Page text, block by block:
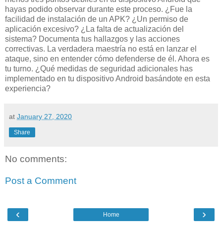
hayas podido observar durante este proceso. ¿Fue la
facilidad de instalación de un APK? ¿Un permiso de
aplicación excesivo? ¿La falta de actualización del
sistema? Documenta tus hallazgos y las acciones
correctivas. La verdadera maestría no está en lanzar el
ataque, sino en entender cómo defenderse de él. Ahora es
tu turno. ¿Qué medidas de seguridad adicionales has
implementado en tu dispositivo Android basándote en esta
experiencia?
at January 27, 2020
Share
No comments:
Post a Comment
‹ ›
Home